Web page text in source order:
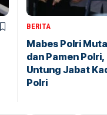
BERITA
Mabes Polri
dan Pamen
Untung Jabat
Polri